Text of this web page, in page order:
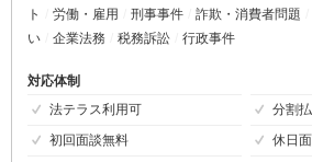
ト
労働・雇用 刑事事件 詐欺・消費者問題
い
企業法務 税務訴訟 行政事件
対応体制
法テラス利用可
分割
初回面談無料
休日